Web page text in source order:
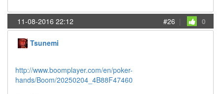
11-08-2016 22:12 #26 | 0
Tsunemi
http://www.boomplayer.com/en/poker-
hands/Boom/20250204_4B88F47460